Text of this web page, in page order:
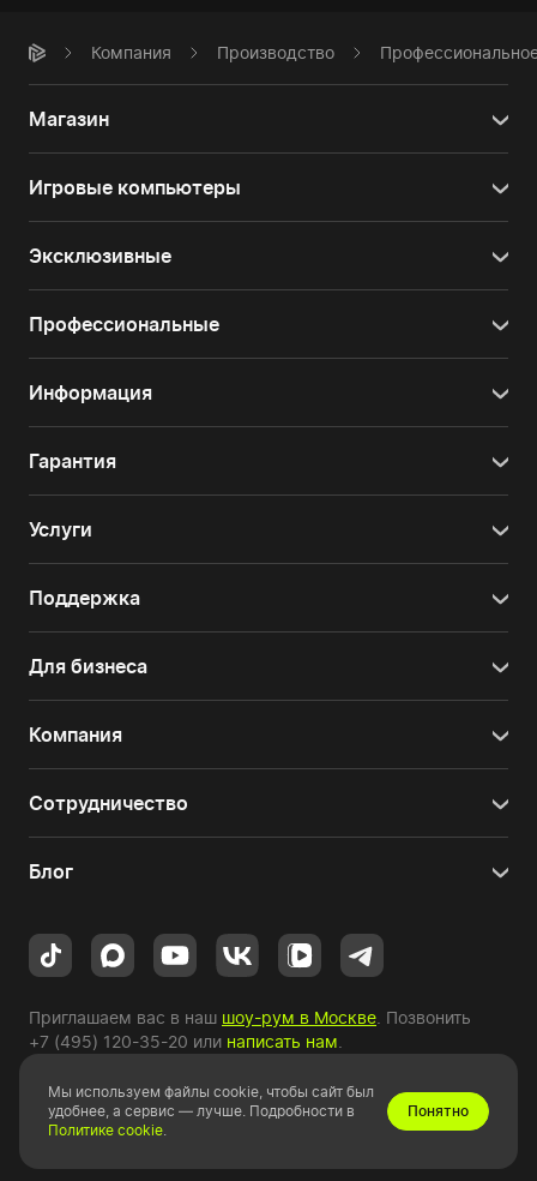
Компания Производство
Магазин
Игровые компьютеры
Эксклюзивные
Профессиональные
Информация
Гарантия
Услуги
Поддержка
Для бизнеса
Компания
Сотрудничество
Блог
Приглашаем вас в наш шоу-рум в Москве . Позвонить
+7 (495) 120-35-20 или написать нам
Copyright © 2010-2026 HYPERPC.
Мы используем файлы cookie, чтобы сайт был
удобнее, а сервис — лучше. Подробности в
Политике cookie.
Понятно